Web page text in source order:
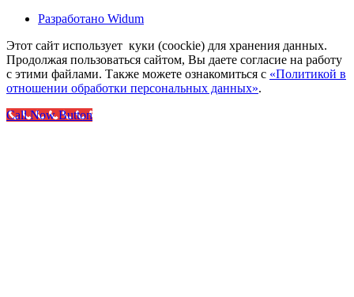
Разработано Widum
Этот сайт использует куки (coockie) для хранения данных.
Продолжая пользоваться сайтом, Вы даете согласие на работу
с этими файлами. Также можете ознакомиться с «Политикой в
отношении обработки персональных данных».
Call Now Button